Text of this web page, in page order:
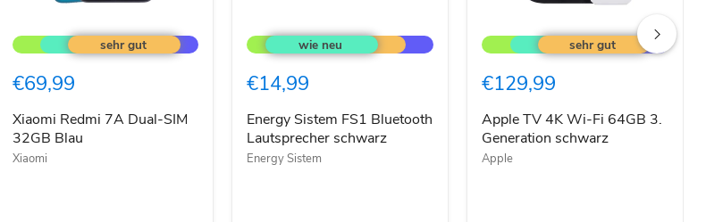
Redmi
7A
SIM
Blau
€69,99
Xiaomi Redmi 7A Dual-SIM
32GB Blau
Xiaomi
Sistem
FS1
Lautsprecher
€14,99
Energy Sistem FS1 Bluetooth
Lautsprecher schwarz
Energy Sistem
TV
4K
Fi 64GB
Generation
schwarz
€129,99
Apple TV 4K Wi-Fi 64GB 3.
Generation schwarz
Apple